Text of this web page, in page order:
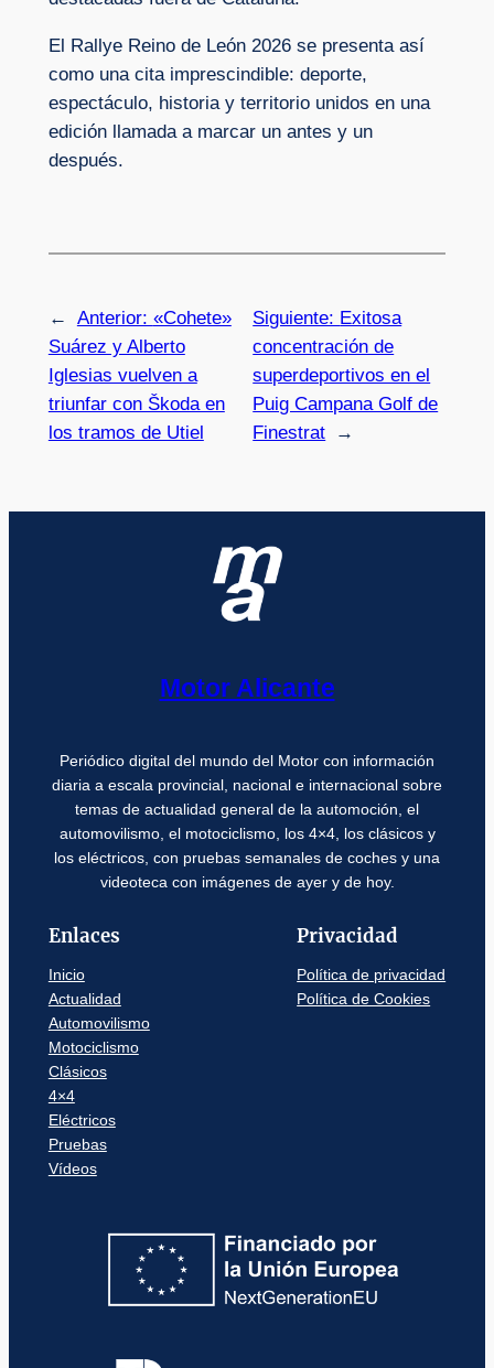
El Rallye Reino de León 2026 se presenta así
como una cita imprescindible: deporte,
espectáculo, historia y territorio unidos en una
edición llamada a marcar un antes y un
después.
← Anterior: «Cohete»
Suárez y Alberto
Iglesias vuelven a
triunfar con Škoda en
los tramos de Utiel
Siguiente: Exitosa
concentración de
superdeportivos en el
Puig Campana Golf de
Finestrat
→
Motor Alicante
Periódico digital del mundo del Motor con información
diaria a escala provincial, nacional e internacional sobre
temas de actualidad general de la automoción, el
automovilismo, el motociclismo, los 4×4, los clásicos y
los eléctricos, con pruebas semanales de coches y una
videoteca con imágenes de ayer y de hoy.
Enlaces
Inicio
Actualidad
Automovilismo
Motociclismo
Clásicos
4×4
Eléctricos
Pruebas
Vídeos
Privacidad
Política de privacidad
Política de Cookies